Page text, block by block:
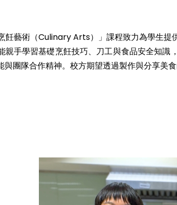
飪藝術（Culinary Arts）」課程致力為學生提
親手學習基礎烹飪技巧、刀工與食品安全知
團隊合作精神。校方期望透過製作與分享美